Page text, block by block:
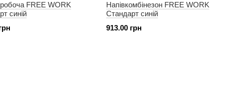
FREE WORK
синій
Напівкомбінезон FREE WORK
Стандарт синій
913.00 грн